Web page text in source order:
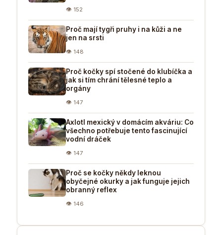
👁 152
Proč mají tygři pruhy i na kůži a ne
jen na srsti
👁 148
Proč kočky spí stočené do klubíčka a
jak si tím chrání tělesné teplo a
orgány
👁 147
Axlotl mexický v domácím akváriu: Co
všechno potřebuje tento fascinující
vodní dráček
👁 147
Proč se kočky někdy leknou
obyčejné okurky a jak funguje jejich
obranný reflex
👁 146